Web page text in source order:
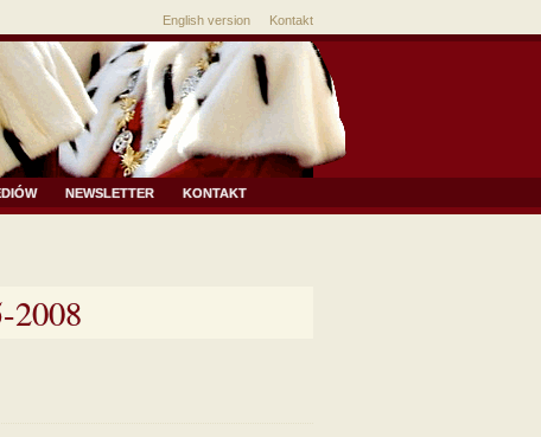
English version Kontakt
NEWSLETTER KONTAKT
2008